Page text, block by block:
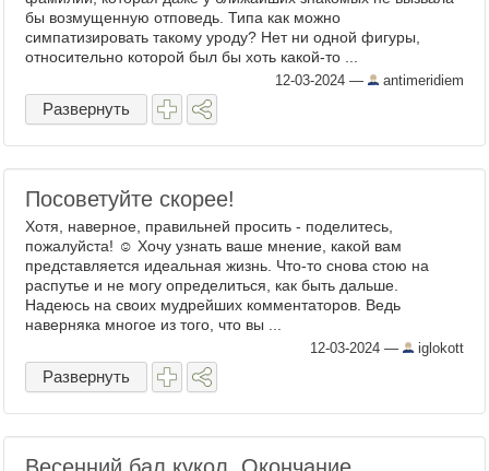
бы возмущенную отповедь. Типа как можно
симпатизировать такому уроду? Нет ни одной фигуры,
относительно которой был бы хоть какой-то ...
12-03-2024 — antimeridiem
Развернуть
Посоветуйте скорее!
Хотя, наверное, правильней просить - поделитесь,
пожалуйста! ☺️ Хочу узнать ваше мнение, какой вам
представляется идеальная жизнь. Что-то снова стою на
распутье и не могу определиться, как быть дальше.
Надеюсь на своих мудрейших комментаторов. Ведь
наверняка многое из того, что вы ...
12-03-2024 — iglokott
Развернуть